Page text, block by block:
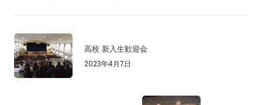
高校 新入生歓迎会
2023年4月7日